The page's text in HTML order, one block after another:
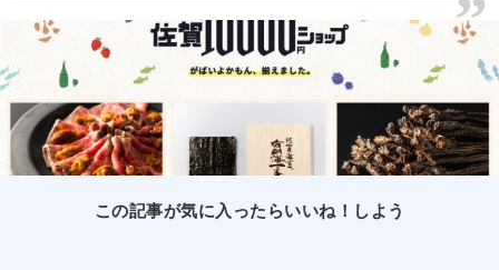
この記事が気に入ったらいいね！しよう